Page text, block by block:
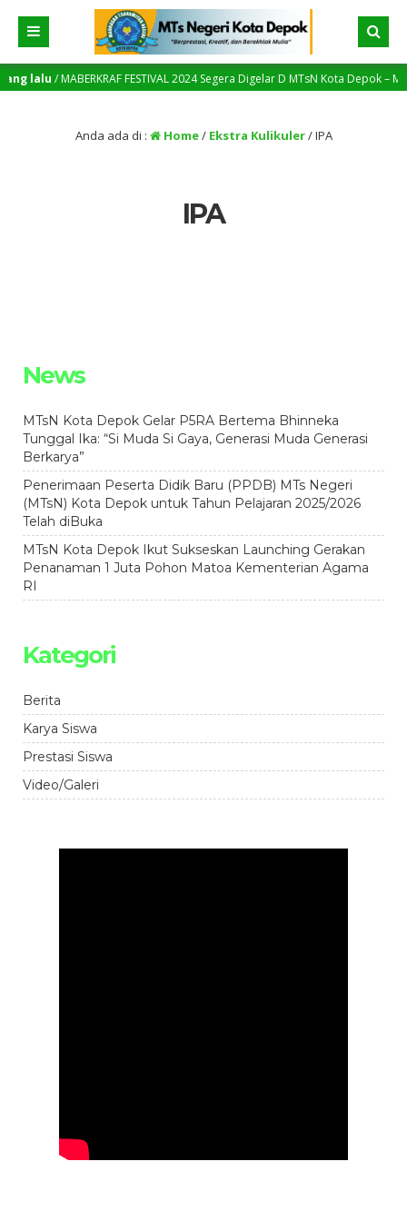
lalu/ MABERKRAF FESTIVAL 2024 Segera Digelar D MTsN Kota Depok –
Anda ada di : Home/ Ekstra Kulikuler/IPA
IPA
News
MTsN Kota Depok Gelar P5RA Bertema Bhinneka
Tunggal Ika: “Si Muda Si Gaya, Generasi Muda Generasi
Berkarya”
Penerimaan Peserta Didik Baru (PPDB) MTs Negeri
(MTsN) Kota Depok untuk Tahun Pelajaran 2025/2026
Telah diBuka
MTsN Kota Depok Ikut Sukseskan Launching Gerakan
Penanaman 1 Juta Pohon Matoa Kementerian Agama
RI
Kategori
Berita
Karya Siswa
Prestasi Siswa
Video/Galeri